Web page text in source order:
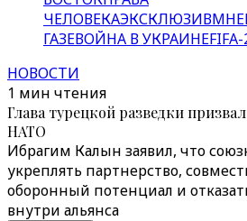
ЧЕЛОВЕКАЭКСКЛЮЗИВ
ГАЗЕВОЙНА В УКРАИНЕ
НОВОСТИ
1 мин чтения
Глава турецкой разведки
НАТО
Ибрагим Калын заявил, что
укреплять партнерство,
оборонный потенциал и
внутри альянса